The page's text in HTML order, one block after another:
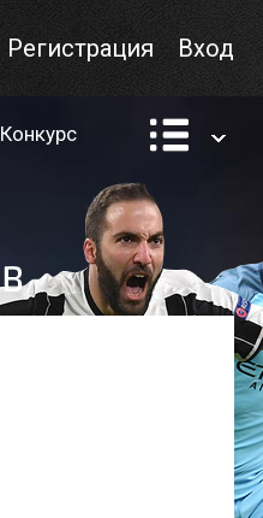
Вход
Регистрация
Конкурс